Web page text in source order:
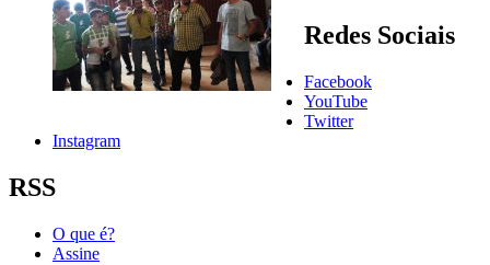
Redes Sociais
Facebook
YouTube
Twitter
Instagram
RSS
O que é?
Assine